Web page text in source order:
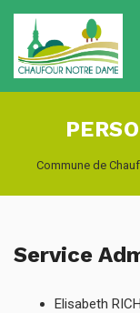
Commune de
Service
Elisabeth